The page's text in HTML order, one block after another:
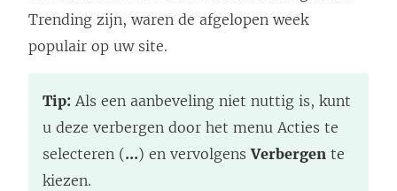
Trending zijn, waren de afgelopen week
populair op uw site.
Tip: Als een aanbeveling niet nuttig is, kunt
u deze verbergen door het menu Acties te
selecteren (...) en vervolgensVerbergen te
kiezen.